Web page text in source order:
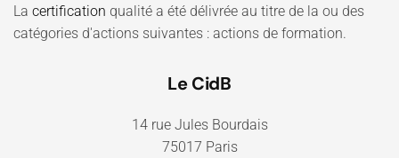
La certification qualité a été délivrée au titre de la ou des
catégories d'actions suivantes : actions de formation.
Le CidB
14 rue Jules Bourdais
75017 Paris